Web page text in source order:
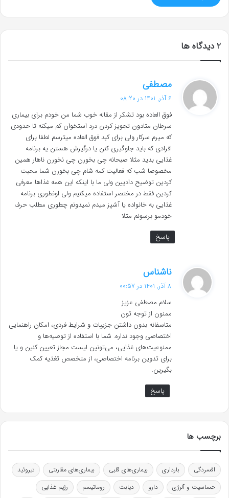
‫2 دیدگاه ها
مصطفی
ت
:
6 آذر, 1401 در 08:20
فوق العاده بود تشکر از مقاله خوب شما من خودم برای بیماری
سرطان متادون تجویز کردن درد استخوان کم‌ میکنه تا حدودی
که میرم سرکار ولی برای کبد فوق العاده میترسم لطفا برای
افرادی که باید جلوگیری کنن یا درگیرش هستن یه برنامه
غذایی بدید مثلا صبحانه چی بخورن چی نخورن ناهار همین
مخصوصا شب که فعالیت کمه شام چی بخورن شما محبت
کردین توضیح دادیین ولی ما با اینکه این همه غذاها معرفی
کردین فقط در مختصر استفاده میکنیم ولی اونطوری برنامه
غذایی به خانواده یا آشپز میدم ‌‌نمیدونم چطوری مطلب حرف
خودمو‌ برسونم مثلا
پاسخ
ناشناس
ت
:
8 آذر, 1401 در 00:57
سلام مصطفی عزیز
ممنون از توجه تون
متاسفانه بدون داشتن جزییات و شرایط فردی، امکان راهنمایی
اختصاصی وجود نداره. شما با استفاده از توصیه‌ها و
ممنوعیت‌های غذایی، می‌تونین لیست مجاز تعیین کنین و یا
برای تدوین برنامه اختصاصی، از متخصص تغذیه کمک
بگیرین.
پاسخ
برچسب ها
افسردگی بارداری بیماری‌های قلبی بیماری‌های مقاربتی
تیروئید
حساسیت و آلرژی
دارو دیابت روماتیسم
رژیم غذایی